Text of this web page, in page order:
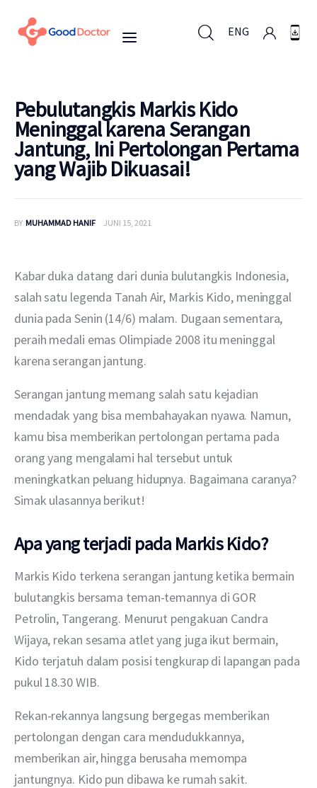
ENG
Untuk Bisnis
Mengapa Good Doctor
Layanan
Pebulutangkis Markis Kido
Meninggal karena Serangan
Jantung, Ini Pertolongan Pertama
yang Wajib Dikuasai!
BY MUHAMMAD HANIF JUNI 15, 2021
Kabar duka datang dari dunia bulutangkis Indonesia,
salah satu legenda Tanah Air, Markis Kido, meninggal
dunia pada Senin (14/6) malam. Dugaan sementara,
peraih medali emas Olimpiade 2008 itu meninggal
karena serangan jantung.
Serangan jantung memang salah satu kejadian
mendadak yang bisa membahayakan nyawa. Namun,
kamu bisa memberikan pertolongan pertama pada
orang yang mengalami hal tersebut untuk
meningkatkan peluang hidupnya. Bagaimana caranya?
Simak ulasannya berikut!
Apa yang terjadi pada Markis Kido?
Markis Kido terkena serangan jantung ketika bermain
bulutangkis bersama teman-temannya di GOR
Petrolin, Tangerang. Menurut pengakuan Candra
Wijaya, rekan sesama atlet yang juga ikut bermain,
Kido terjatuh dalam posisi tengkurap di lapangan pada
pukul 18.30 WIB.
Rekan-rekannya langsung bergegas memberikan
pertolongan dengan cara mendudukkannya,
memberikan air, hingga berusaha memompa
jantungnya. Kido pun dibawa ke rumah sakit.